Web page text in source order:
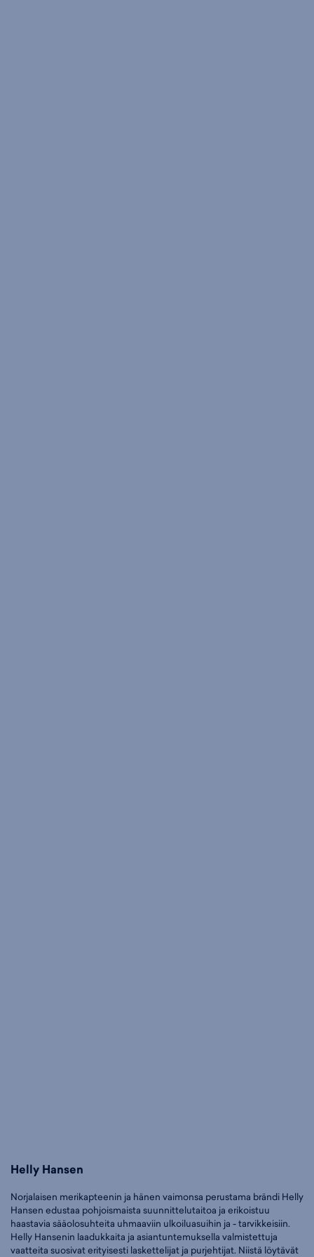
Helly Hansen
Norjalaisen merikapteenin ja hänen vaimonsa perustama brändi Helly
Hansen edustaa pohjoismaista suunnittelutaitoa ja erikoistuu
haastavia sääolosuhteita uhmaaviin ulkoiluasuihin ja - tarvikkeisiin.
Helly Hansenin laadukkaita ja asiantuntemuksella valmistettuja
vaatteita suosivat erityisesti laskettelijat ja purjehtijat. Niistä löytävät